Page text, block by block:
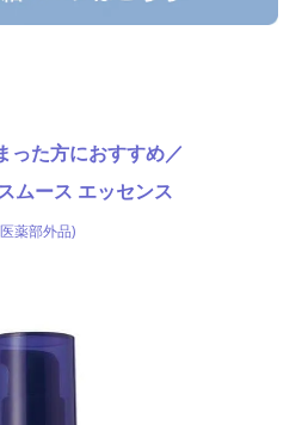
った方におすすめ／
ムース エッセンス
薬部外品)